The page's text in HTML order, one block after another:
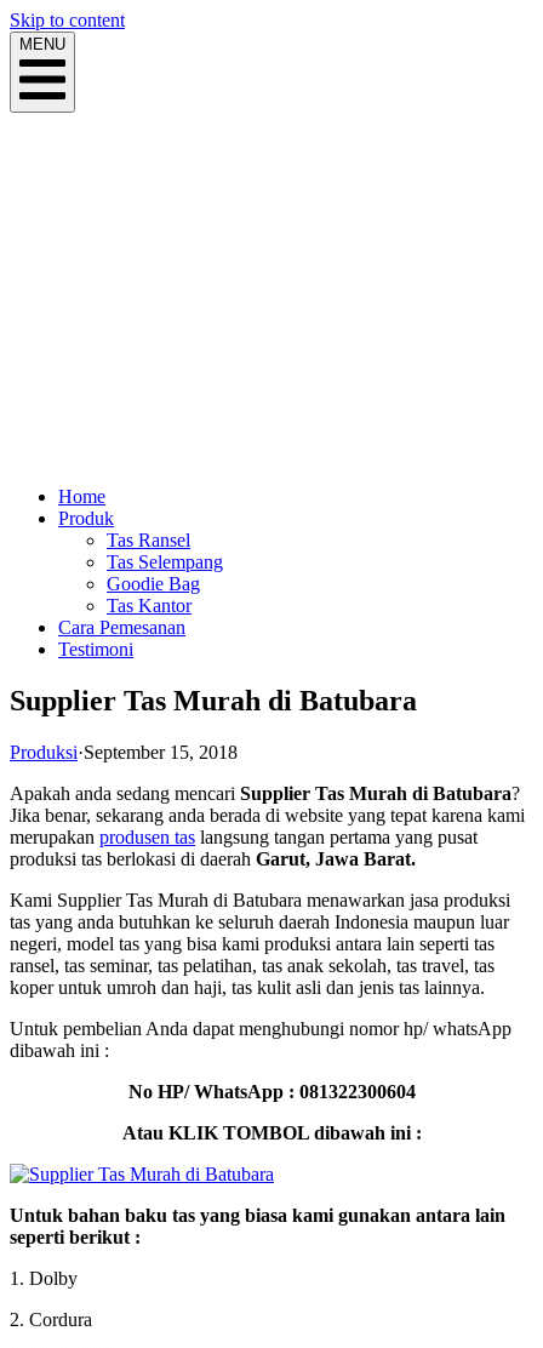
Skip to content
MENU
Home
Produk
Tas Ransel
Tas Selempang
Goodie Bag
Tas Kantor
Cara Pemesanan
Testimoni
Supplier Tas Murah di Batubara
Produksi·September 15, 2018
Apakah anda sedang mencari Supplier Tas Murah di Batubara?
Jika benar, sekarang anda berada di website yang tepat karena kami
merupakan produsen tas langsung tangan pertama yang pusat
produksi tas berlokasi di daerah Garut, Jawa Barat.
Kami Supplier Tas Murah di Batubara menawarkan jasa produksi
tas yang anda butuhkan ke seluruh daerah Indonesia maupun luar
negeri, model tas yang bisa kami produksi antara lain seperti tas
ransel, tas seminar, tas pelatihan, tas anak sekolah, tas travel, tas
koper untuk umroh dan haji, tas kulit asli dan jenis tas lainnya.
Untuk pembelian Anda dapat menghubungi nomor hp/ whatsApp
dibawah ini :
No HP/ WhatsApp : 081322300604
Atau KLIK TOMBOL dibawah ini :
Untuk bahan baku tas yang biasa kami gunakan antara lain
seperti berikut :
1. Dolby
2. Cordura